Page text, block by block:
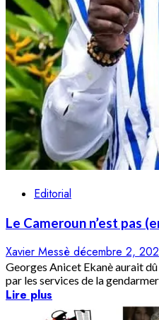
Editorial
Le Cameroun n’est pas
Xavier Messè décembre 2,
Georges Anicet Ekanè aurait
par les services de la
Lire plus